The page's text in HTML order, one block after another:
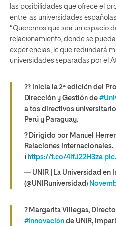
las posibilidades que ofrece el
entre las universidades
“Queremos que sea un espacio
relacionamiento, donde se
experiencias, lo que redundará
universidades separadas por el
?? Inicia la 2ª edición del
Dirección y Gestión de
altos directivos
Perú y Paraguay.
? Dirigido por Manuel
Relaciones Internacionales.
ℹ https://t.co/4lfJ22H3za
— UNIR | La Universidad en
(@UNIRuniversidad)
? Margarita Villegas,
#Innovación de UNIR,